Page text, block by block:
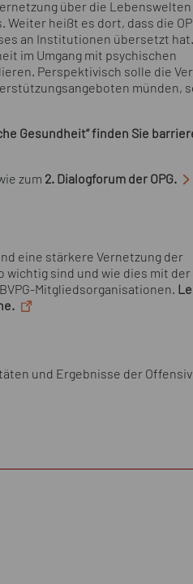
über die
heißt es dort, dass die
an Institutionen übersetzt
im Umgang mit psychischen
Perspektivisch solle die
münden,
Gesundheit“ finden Sie
zum 2. Dialogforum der OPG.
eine stärkere Vernetzung der
sind und wie dies mit der
Mitgliedsorganisationen.
und Ergebnisse der